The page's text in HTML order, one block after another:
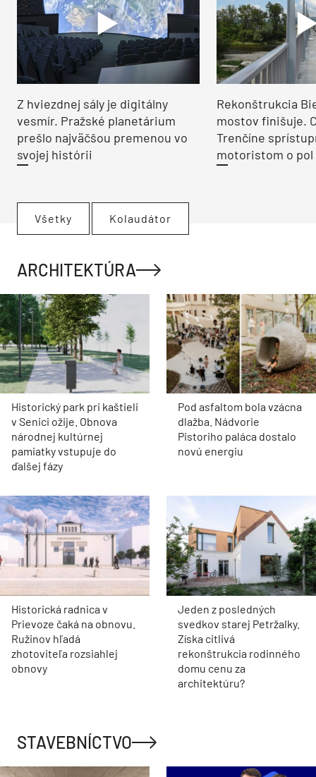
Z hviezdnej sály je digitálny
vesmír. Pražské planetárium
prešlo najväčšou premenou vo
svojej histórii
Rekonštrukcia
mostov finišuje.
Trenčíne
motoristom o pol
Všetky Kolaudátor
ARCHITEKTÚRA
Historický park pri kaštieli
v Senici ožije. Obnova
národnej kultúrnej
pamiatky vstupuje do
ďalšej fázy
Pod asfaltom bola vzácna
dlažba. Nádvorie
Pistoriho paláca dostalo
novú energiu
Historická radnica v
Prievoze čaká na obnovu.
Ružinov hľadá
zhotoviteľa rozsiahlej
obnovy
Jeden z posledných
svedkov starej Petržalky.
Získa citlivá
rekonštrukcia rodinného
domu cenu za
architektúru?
STAVEBNÍCTVO